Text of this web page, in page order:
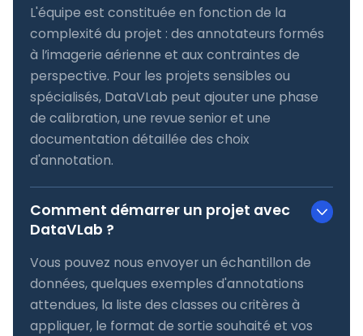
L'équipe est constituée en fonction de la
complexité du projet : des annotateurs formés
à l’imagerie aérienne et aux contraintes de
perspective. Pour les projets sensibles ou
spécialisés, DataVLab peut ajouter une phase
de calibration, une revue senior et une
documentation détaillée des choix
d'annotation.
Comment démarrer un projet avec
DataVLab ?
Vous pouvez nous envoyer un échantillon de
données, quelques exemples d'annotations
attendues, la liste des classes ou critères à
appliquer, le format de sortie souhaité et vos